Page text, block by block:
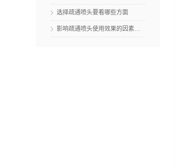
选择疏通喷头要看哪些方面
影响疏通喷头使用效果的因素有哪些